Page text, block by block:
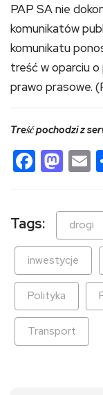
PAP SA nie
komunikatów
komunikatu
treść w oparciu
prawo prasowe.
Treść pochodzi z
Tags: drogi
inwestycje
Polityka
Transport